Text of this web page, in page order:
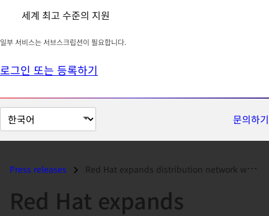
세계 최고 수준의 지원
일부 서비스는 서브스크립션이 필요합니다.
로그인 또는 등록하기
페
이
문의하기
Press releases Red Hat expands distribution network with ALSTOM IT...
Red Hat expands